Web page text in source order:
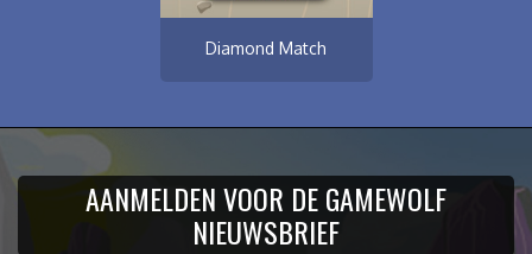
Diamond Match
AANMELDEN VOOR DE GAMEWOLF
NIEUWSBRIEF